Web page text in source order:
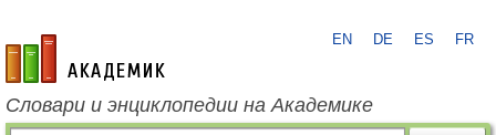
academic.ru
EN DE ES FR
Словари и энциклопедии на Академике